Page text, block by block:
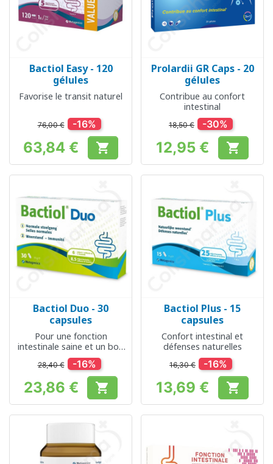
Bactiol Easy - 120
gélules
Favorise le transit naturel
76,00 € -16%
Prix
63,84 € 
Prolardii GR Caps - 20
gélules
Contribue au confort
intestinal
18,50 € -30%
Prix
12,95 € 
Bactiol Duo - 30
capsules
Pour une fonction
intestinale saine et un bon
système immunitaire
28,40 € -16%
Prix
23,86 € 
Bactiol Plus - 15
capsules
Confort intestinal et
défenses naturelles
16,30 € -16%
Prix
13,69 € 